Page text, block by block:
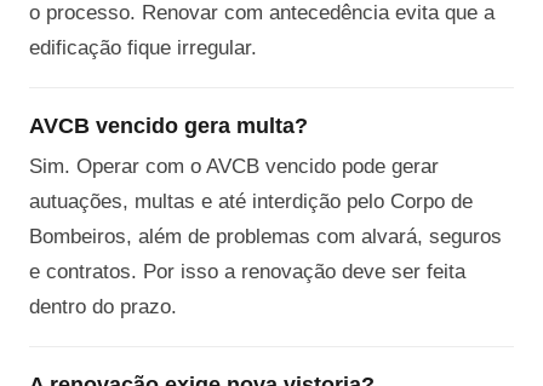
o processo. Renovar com antecedência evita que a
edificação fique irregular.
AVCB vencido gera multa?
Sim. Operar com o AVCB vencido pode gerar
autuações, multas e até interdição pelo Corpo de
Bombeiros, além de problemas com alvará, seguros
e contratos. Por isso a renovação deve ser feita
dentro do prazo.